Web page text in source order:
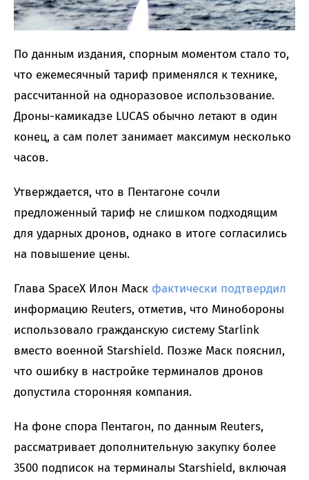
По данным издания, спорным моментом стало то,
что ежемесячный тариф применялся к технике,
рассчитанной на одноразовое использование.
Дроны-камикадзе LUCAS обычно летают в один
конец, а сам полет занимает максимум несколько
часов.
Утверждается, что в Пентагоне сочли
предложенный тариф не слишком подходящим
для ударных дронов, однако в итоге согласились
на повышение цены.
Глава SpaceX Илон Маск фактически подтвердил
информацию Reuters, отметив, что Минобороны
использовало гражданскую систему Starlink
вместо военной Starshield. Позже Маск пояснил,
что ошибку в настройке терминалов дронов
допустила сторонняя компания.
На фоне спора Пентагон, по данным Reuters,
рассматривает дополнительную закупку более
3500 подписок на терминалы Starshield, включая